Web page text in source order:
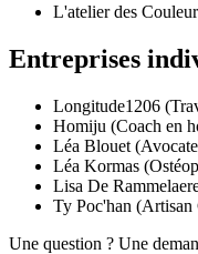
L'atelier des
Entreprises
Longitude1206
Homiju (Coach en
Léa Blouet
Léa Kormas
Lisa De
Ty Poc'han (Artisan
Une question ? Une